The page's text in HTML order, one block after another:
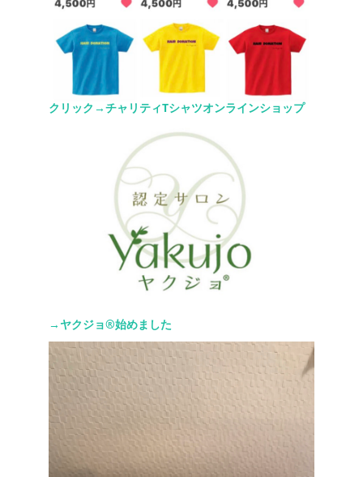
クリック→チャリティTシャツオンラインショップ
→ヤクジョ®︎始めました